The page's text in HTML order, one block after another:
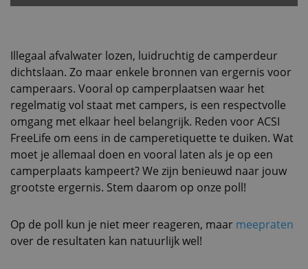
Illegaal afvalwater lozen, luidruchtig de camperdeur
dichtslaan. Zo maar enkele bronnen van ergernis voor
camperaars. Vooral op camperplaatsen waar het
regelmatig vol staat met campers, is een respectvolle
omgang met elkaar heel belangrijk. Reden voor ACSI
FreeLife om eens in de camperetiquette te duiken. Wat
moet je allemaal doen en vooral laten als je op een
camperplaats kampeert? We zijn benieuwd naar jouw
grootste ergernis. Stem daarom op onze poll!
Op de poll kun je niet meer reageren, maar meepraten
over de resultaten kan natuurlijk wel!